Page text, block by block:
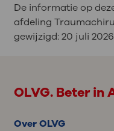
De informatie op
afdeling
gewijzigd:20 juli 2026
OLVG. Beter in
Over OLVG